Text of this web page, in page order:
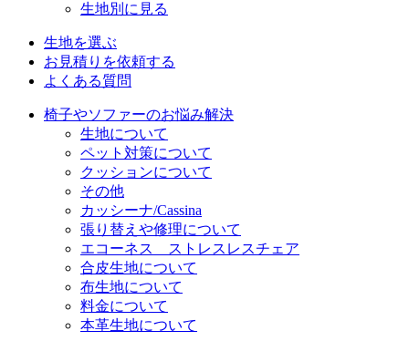
生地別に見る
生地を選ぶ
お見積りを依頼する
よくある質問
椅子やソファーのお悩み解決
生地について
ペット対策について
クッションについて
その他
カッシーナ/Cassina
張り替えや修理について
エコーネス ストレスレスチェア
合皮生地について
布生地について
料金について
本革生地について